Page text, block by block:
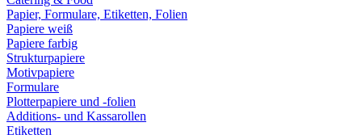
Papier, Formulare, Etiketten, Folien
Papiere weiß
Papiere farbig
Strukturpapiere
Motivpapiere
Formulare
Plotterpapiere und -folien
Additions- und Kassarollen
Etiketten